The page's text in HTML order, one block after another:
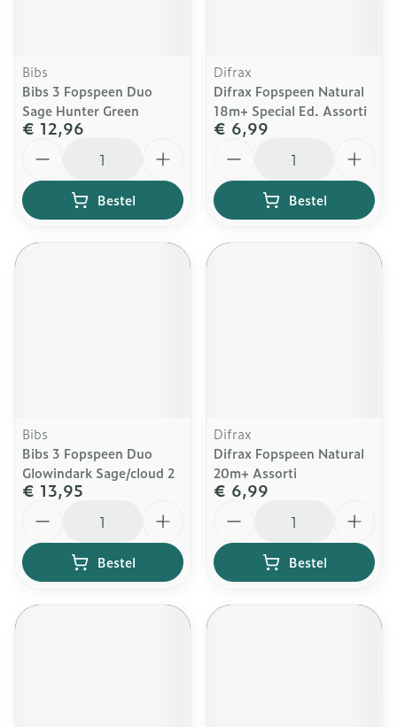
Bibs
Bibs 3 Fopspeen Duo
Sage Hunter Green
€ 12,96
Bestel
Difrax
Difrax Fopspeen Natural
18m+ Special Ed. Assorti
€ 6,99
Bestel
Bibs
Bibs 3 Fopspeen Duo
Glowindark Sage/cloud 2
€ 13,95
Bestel
Difrax
Difrax Fopspeen Natural
20m+ Assorti
€ 6,99
Bestel